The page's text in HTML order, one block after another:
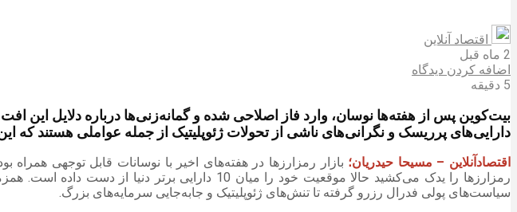
اقتصاد آنلاین
2 ماه قبل
اضافه کردن دیدگاه
5 دقیقه
بیت‌کوین پس از هفته‌ها نوسان، وارد فاز اصلاحی شده و گمانه‌زنی‌ها درباره دلایل
دارایی‌های پرریسک و نگرانی‌های ناشی از تحولات ژئوپلیتیک از جمله عواملی هستند که
اقتصادآنلاین – مسیحا حیدریان؛ بازار رمزارزها در هفته‌های اخیر با نوسانات قابل توجهی
رمزارزها را یدک می‌کشید حالا موقعیت خود را میان
سیاست‌های پولی فدرال رزرو گرفته تا تنش‌های ژئوپلیتیک و جابه‌جایی سرمایه‌های بزرگ.